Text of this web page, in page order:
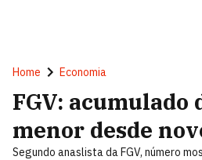
Home Economia
FGV: acumulado
menor desde
Segundo anaslista da FGV, número